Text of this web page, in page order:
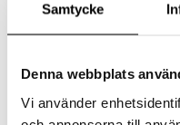
Samtycke
Denna webbplats
Vi använder